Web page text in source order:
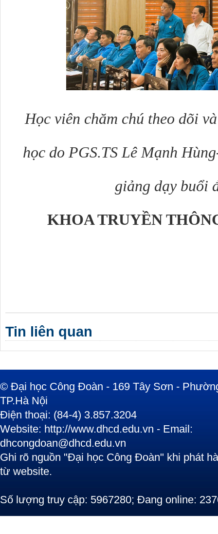
Học viên chăm chú theo dõi
học do PGS.TS Lê Mạnh
giảng dạy buổi
KHOA TRUYỀN
Tin liên quan
© Đại học Công Đoàn - 169 Tây Sơn -
TP.Hà Nội
Điện thoại: (84-4) 3.857.3204
Website: http://www.dhcd.edu.vn - Email:
dhcongdoan@dhcd.edu.vn
Ghi rõ nguồn "Đại học Công Đoàn" khi phát
từ website.
Số lượng truy cập: 5967280; Đang online: